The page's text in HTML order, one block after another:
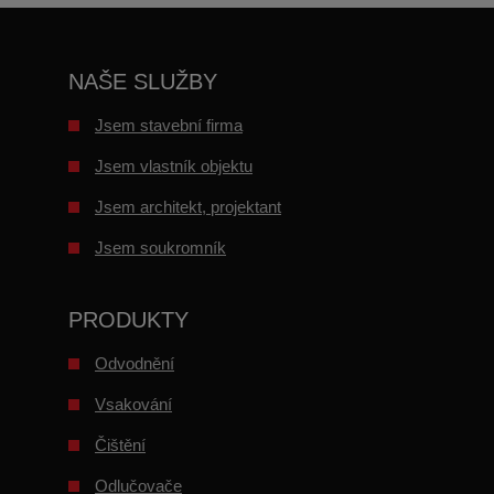
NAŠE SLUŽBY
Jsem stavební firma
Jsem vlastník objektu
Jsem architekt, projektant
Jsem soukromník
PRODUKTY
Odvodnění
Vsakování
Čištění
Odlučovače